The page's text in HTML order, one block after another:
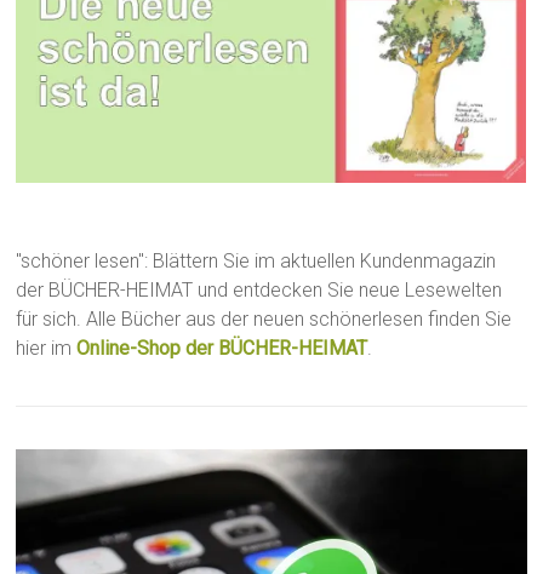
"schöner lesen": Blättern Sie im aktuellen Kundenmagazin
der BÜCHER-HEIMAT und entdecken Sie neue Lesewelten
für sich. Alle Bücher aus der neuen schönerlesen finden Sie
hier imOnline-Shop der BÜCHER-HEIMAT.